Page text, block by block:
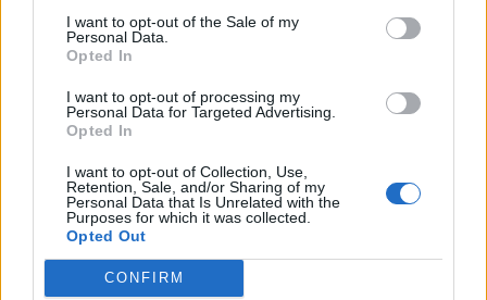
I want to opt-out of the Sale of my
Personal Data.
Opted In
I want to opt-out of processing my
Personal Data for Targeted Advertising.
Opted In
I want to opt-out of Collection, Use,
Retention, Sale, and/or Sharing of my
Personal Data that Is Unrelated with the
Purposes for which it was collected.
Opted Out
CONFIRM
Όχι φυσικά ότι εμείς είμαστε καλύτεροι...
προπονητής σπάνια αντιμετωπίζεται ως ο
πραγματικός τεχνικός ηγέτης. Όταν στραβώνει το
κλίμα, όταν οι μεταγραφές δεν αποδίδουν ή όταν η
εξέδρα αρχίζει να μουρμουρίζει, ο άνθρωπος με το
κουστούμι στον πάγκο είναι πάντα το θύμα. Είναι
πολύ πιο φτηνό και επικοινωνιακά εύκολο να
αλλάξεις έναν άνθρωπο, παρά να αλλάξεις μια